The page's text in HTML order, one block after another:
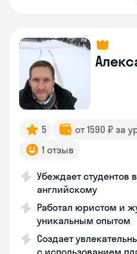
5 от 1590 ₽ за
1 отзыв
Убеждает студентов
английскому
Работал юристом и
уникальным опытом
Создает
с использованием